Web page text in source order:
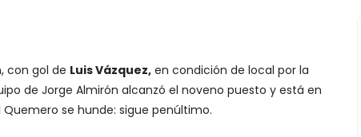
, con gol de Luis Vázquez,en condición de local por la
de Jorge Almirón alcanzó el noveno puesto y está en
Quemero se hunde: sigue penúltimo.